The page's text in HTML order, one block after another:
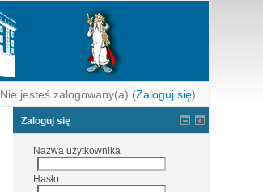
Nie jesteś zalogowany(a) (Zaloguj się)
Zaloguj się
Nazwa użytkownika
Hasło